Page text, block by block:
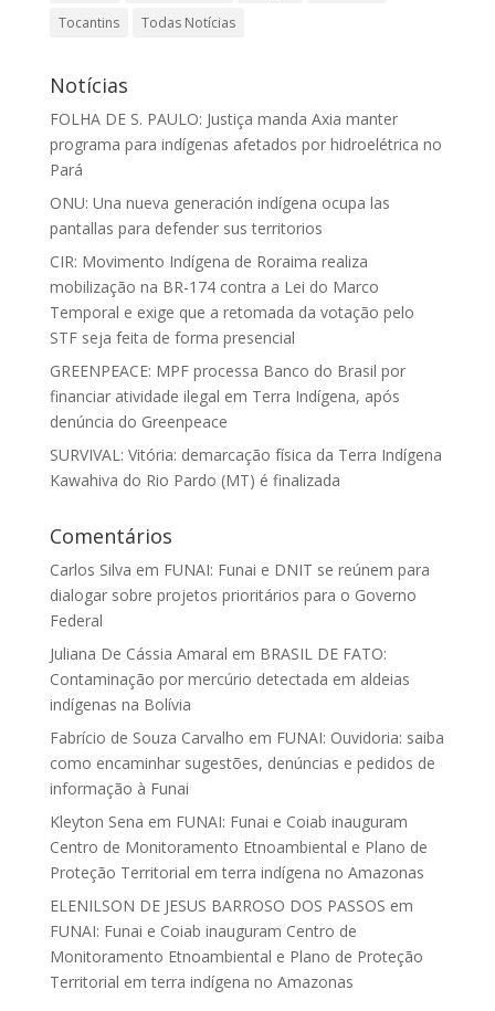
Tocantins
Todas Notícias
Notícias
FOLHA DE S. PAULO: Justiça manda Axia manter
programa para indígenas afetados por hidroelétrica no
Pará
ONU: Una nueva generación indígena ocupa las
pantallas para defender sus territorios
CIR: Movimento Indígena de Roraima realiza
mobilização na BR-174 contra a Lei do Marco
Temporal e exige que a retomada da votação pelo
STF seja feita de forma presencial
GREENPEACE: MPF processa Banco do Brasil por
financiar atividade ilegal em Terra Indígena, após
denúncia do Greenpeace
SURVIVAL: Vitória: demarcação física da Terra Indígena
Kawahiva do Rio Pardo (MT) é finalizada
Comentários
Carlos Silva em FUNAI: Funai e DNIT se reúnem para
dialogar sobre projetos prioritários para o Governo
Federal
Juliana De Cássia Amaral em BRASIL DE FATO:
Contaminação por mercúrio detectada em aldeias
indígenas na Bolívia
Fabrício de Souza Carvalho em FUNAI: Ouvidoria: saiba
como encaminhar sugestões, denúncias e pedidos de
informação à Funai
Kleyton Sena em FUNAI: Funai e Coiab inauguram
Centro de Monitoramento Etnoambiental e Plano de
Proteção Territorial em terra indígena no Amazonas
ELENILSON DE JESUS BARROSO DOS PASSOS em
FUNAI: Funai e Coiab inauguram Centro de
Monitoramento Etnoambiental e Plano de Proteção
Territorial em terra indígena no Amazonas